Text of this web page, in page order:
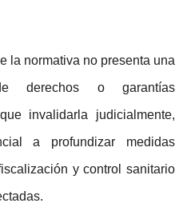
la normativa no presenta una
derechos o garantías
invalidarla judicialmente,
a profundizar medidas
y control sanitario